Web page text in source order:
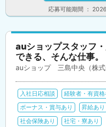
応募可能期間 ：
auショップスタッフ
できる、そんな仕事。
auショップ 三島中央（株式
入社日応相談 経験者・有資
ボーナス・賞与あり
昇給あり
社会保険あり
社宅・寮あり